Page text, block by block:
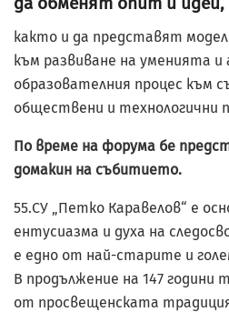
както и да представят
към развиване на уменията и
образователния процес към
обществени и технологични
По време на форума бе
домакин на събитието.
55.СУ „Петко Каравелов“ е
ентусиазма и духа на
е едно от най-старите и
В продължение на 147 години
от просвещенската